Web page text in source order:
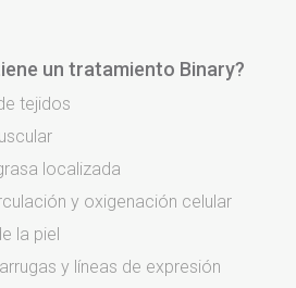
un tratamiento Binary?
tejidos
localizada
y oxigenación celular
la piel
y líneas de expresión